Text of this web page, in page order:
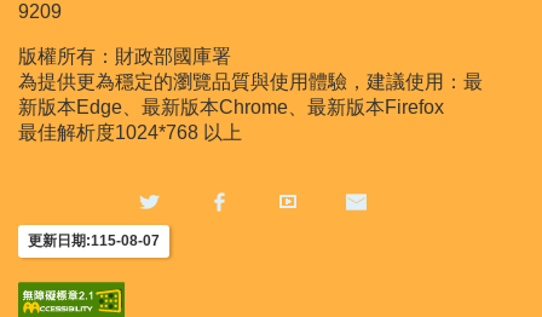
9209
版權所有：財政部國庫署
為提供更為穩定的瀏覽品質與使用體驗，建議使用：最
新版本Edge、最新版本Chrome、最新版本Firefox
最佳解析度1024*768 以上
更新日期:115-08-07